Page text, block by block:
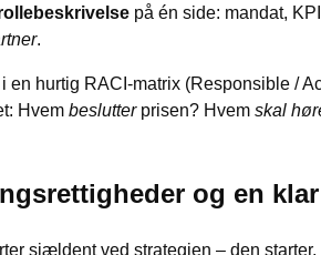
på én side: mandat,
.
i en hurtig RACI-matrix (Responsible /
Hvem beslutterprisen? Hvem skal
og en
sjældent ved strategien – den